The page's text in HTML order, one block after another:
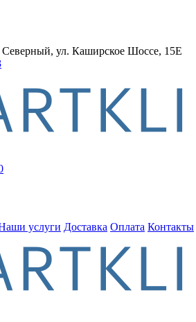
ул. Каширское Шоссе, 15Е
услуги Доставка Оплата Контакты